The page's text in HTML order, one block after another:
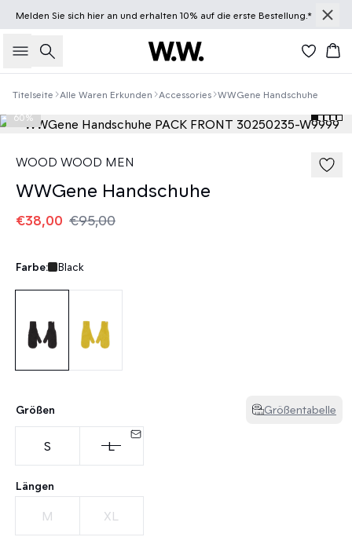
Melden Sie sich hieran und erhalten 10% auf die erste Bestellung.*
Suche
Titelseite Alle Waren Erkunden Accessories WWGene Handschuhe
60%
WOOD WOOD MEN
WWGene Handschuhe
€38,00 €95,00
Farbe: Black
Größen Größentabelle
S L
Längen
M XL